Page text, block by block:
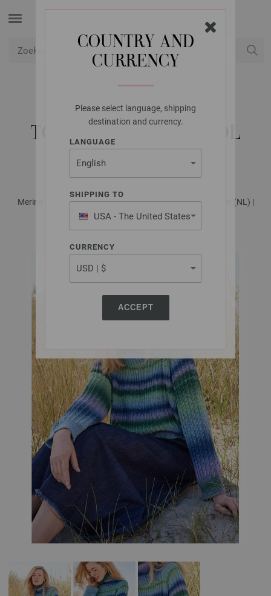
COUNTRY AND
CURRENCY
Please select language, shipping
destination and currency.
LANGUAGE
SHIPPING TO
USA - The United States
of America
CURRENCY
ACCEPT
LANA GROSSA
TOP DOWN TRUI COOL
WOOL BIG COLOR
Merino Edition No. 4 - Tijdschrift (DE) + Breibeschrijvingen (NL) |
Patroon 25a